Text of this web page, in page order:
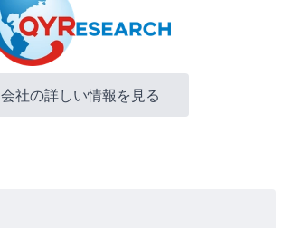
会社の詳しい情報を見る